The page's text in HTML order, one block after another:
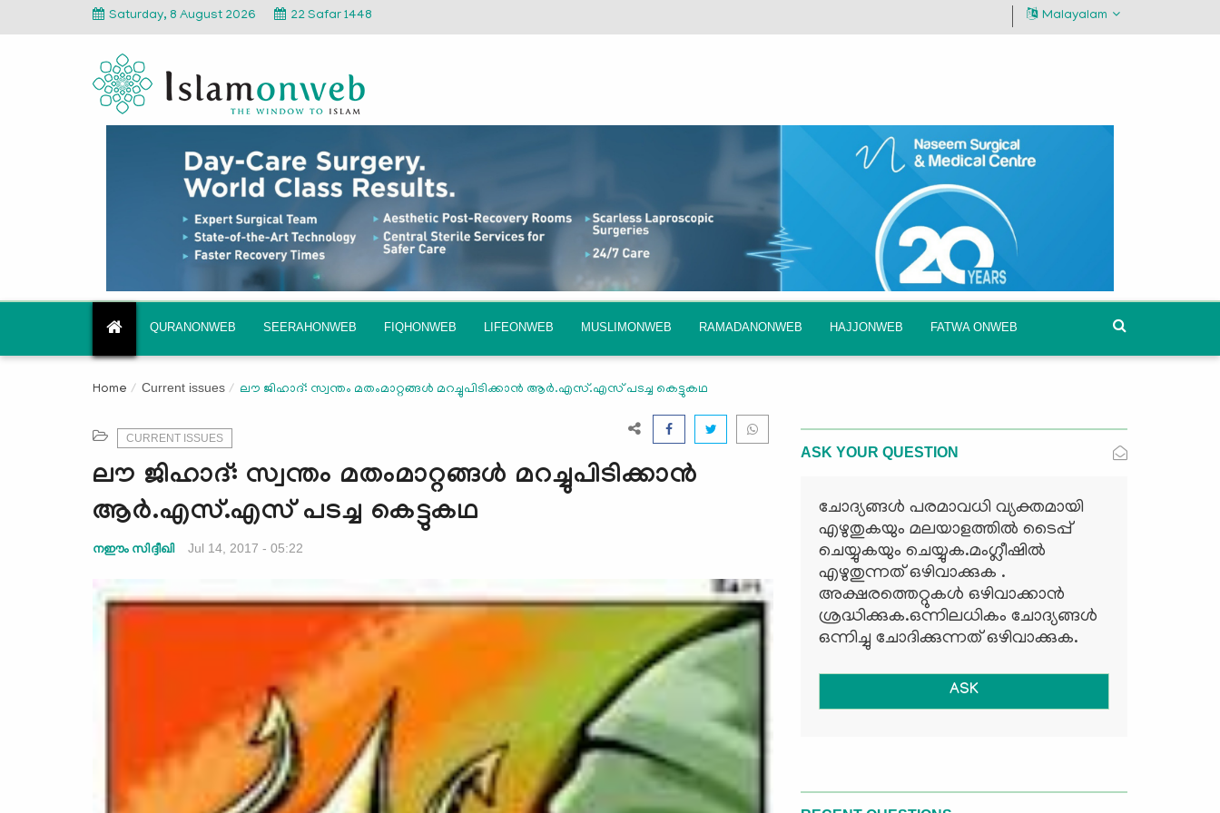
Saturday, 8 August 2026 22 Safar 1448 Malayalam
QURANONWEB SEERAHONWEB FIQHONWEB LIFEONWEB MUSLIMONWEB RAMADANONWEB HAJJONWEB FATWA ONWEB
Home Current issues ലൗ ജിഹാദ്: സ്വന്തം മതംമാറ്റങ്ങള്‍ മറച്ചുപിടിക്കാന്‍ ആര്‍.എസ്.എസ് പടച്ച കെട്ടുകഥ
CURRENT ISSUES
ലൗ ജിഹാദ്: സ്വന്തം മതംമാറ്റങ്ങള്‍ മറച്ചുപിടിക്കാന്‍
ആര്‍.എസ്.എസ് പടച്ച കെട്ടുകഥ
നഈം സിദ്ദീഖി Jul 14, 2017 - 05:22
ASK YOUR QUESTION
ചോദ്യങ്ങള്‍ പരമാവധി വ്യക്തമായി
എഴുതുകയും മലയാളത്തില്‍ ടൈപ്പ്
ചെയ്യുകയും ചെയ്യുക.മംഗ്ലീഷില്‍
എഴുതുന്നത് ഒഴിവാക്കുക .
അക്ഷരത്തെറ്റുകള്‍ ഒഴിവാക്കാന്‍
ശ്രദ്ധിക്കുക.ഒന്നിലധികം ചോദ്യങ്ങള്‍
ഒന്നിച്ചു ചോദിക്കുന്നത് ഒഴിവാക്കുക.
ASK